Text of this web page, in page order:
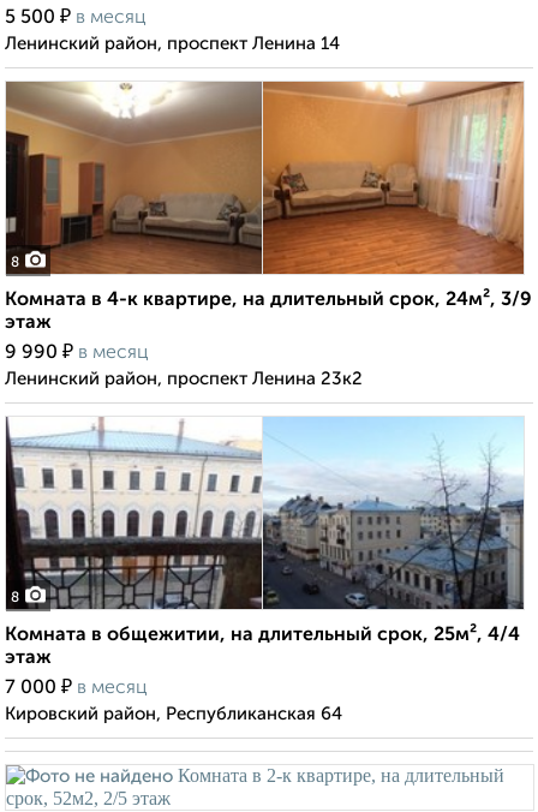
5 500 ₽ в месяц
Ленинский район, проспект Ленина 14
8
Комната в 4-к квартире, на длительный срок, 24м², 3/9
этаж
9 990 ₽ в месяц
Ленинский район, проспект Ленина 23к2
8
Комната в общежитии, на длительный срок, 25м², 4/4
этаж
7 000 ₽ в месяц
Кировский район, Республиканская 64